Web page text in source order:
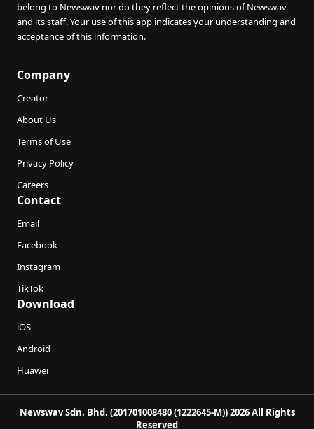
belong to Newswav nor do they reflect the opinions of Newswav
and its staff. Your use of this app indicates your understanding and
acceptance of this information.
Company
Creator
About Us
Terms of Use
Privacy Policy
Careers
Contact
Email
Facebook
Instagram
TikTok
Download
iOS
Android
Huawei
Newswav Sdn. Bhd. (201701008480 (1222645-M)) 2026 All Rights
Reserved